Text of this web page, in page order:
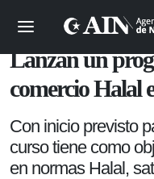
Educación
Lanzan un
comercio Halal
Con inicio previsto
curso tiene como
en normas Halal,